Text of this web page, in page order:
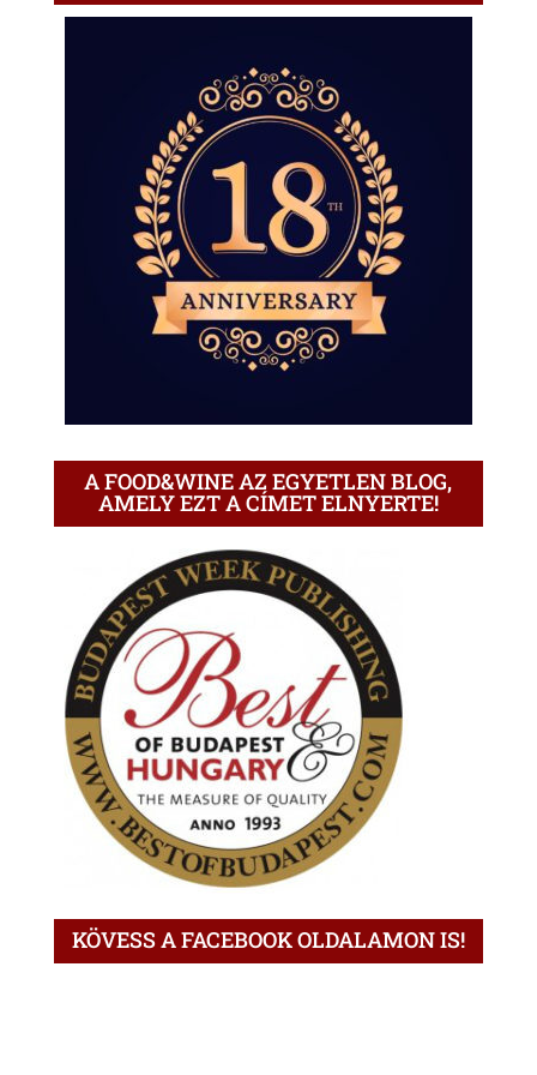
A FOOD&WINE AZ EGYETLEN BLOG,
AMELY EZT A CÍMET ELNYERTE!
KÖVESS A FACEBOOK OLDALAMON IS!